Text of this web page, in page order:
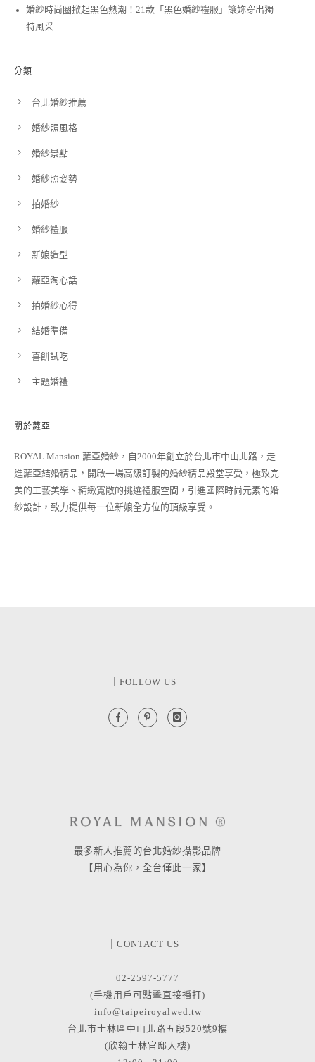
婚紗時尚圈掀起黑色熱潮！21款「黑色婚紗禮服」讓妳穿出獨
特風采
分類
台北婚紗推薦
婚紗照風格
婚紗景點
婚紗照姿勢
拍婚紗
婚紗禮服
新娘造型
蘿亞淘心話
拍婚紗心得
結婚準備
喜餅試吃
主題婚禮
關於蘿亞
ROYAL Mansion 蘿亞婚紗，自2000年創立於台北市中山北路，走
進蘿亞結婚精品，開啟一場高級訂製的婚紗精品殿堂享受，極致完
美的工藝美學、精緻寬敞的挑選禮服空間，引進國際時尚元素的婚
紗設計，致力提供每一位新娘全方位的頂級享受。
｜FOLLOW US｜
最多新人推薦的台北婚紗攝影品牌
【用心為你，全台僅此一家】
｜CONTACT US｜
02-2597-5777
(手機用戶可點擊直接播打)
info@taipeiroyalwed.tw
台北市士林區中山北路五段520號9樓
(欣翰士林官邸大樓)